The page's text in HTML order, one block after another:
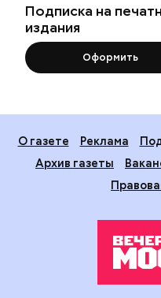
Подписка на
издания
Оформить
О газете Реклама
Архив газеты